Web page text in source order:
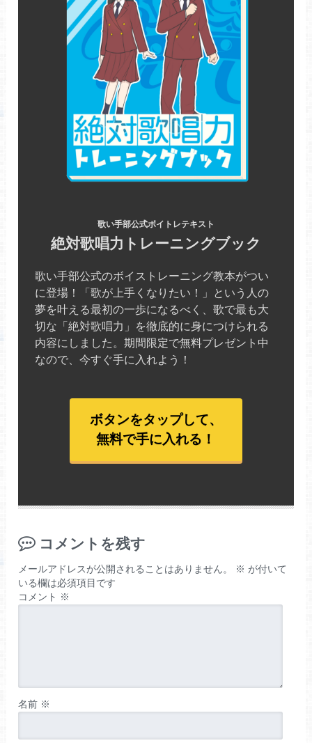
歌い手部公式ボイトレテキスト
絶対歌唱力トレーニングブック
歌い手部公式のボイストレーニング教本がつい
に登場！「歌が上手くなりたい！」という人の
夢を叶える最初の一歩になるべく、歌で最も大
切な「絶対歌唱力」を徹底的に身につけられる
内容にしました。期間限定で無料プレゼント中
なので、今すぐ手に入れよう！
ボタンをタップして、
無料で手に入れる！
コメントを残す
メールアドレスが公開されることはありません。 ※ が付いて
いる欄は必須項目です
コメント ※
名前 ※